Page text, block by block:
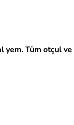
Tüm otçul